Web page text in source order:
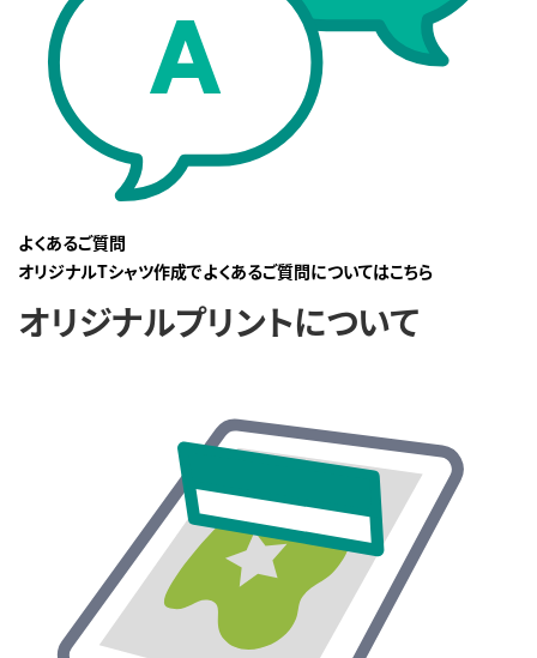
よくあるご質問
オリジナルTシャツ作成でよくあるご質問についてはこちら
オリジナルプリントについて